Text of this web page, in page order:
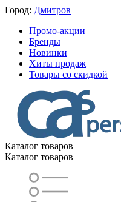
Город: Дмитров
Промо-акции
Бренды
Новинки
Хиты продаж
Товары со скидкой
Каталог товаров
Каталог товаров